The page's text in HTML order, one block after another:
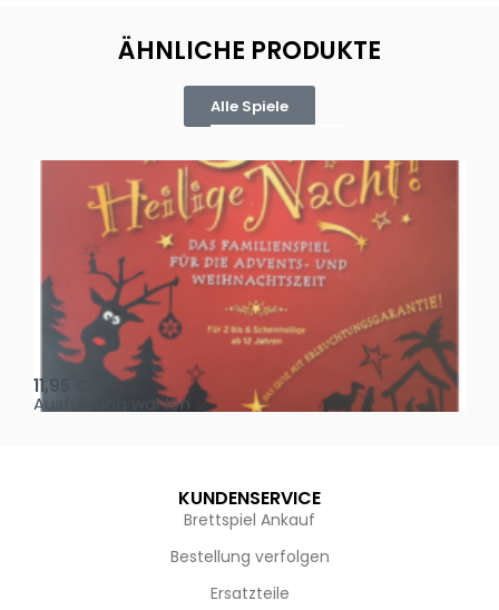
ÄHNLICHE PRODUKTE
Alle Spiele
Oh, heilige Nacht!
11,95
Ausführung wählen
KUNDENSERVICE
Brettspiel Ankauf
Bestellung verfolgen
Ersatzteile